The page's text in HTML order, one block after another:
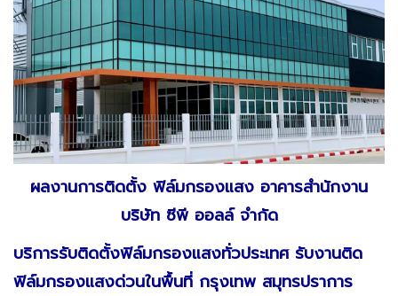
ผลงานการติดตั้ง ฟิล์มกรองแสง อาคารสำนักงาน
บริษัท ซีพี ออลล์ จำกัด
บริการรับติดตั้งฟิล์มกรองแสงทั่วประเทศ รับงานติด
ฟิล์มกรองแสงด่วนในพื้นที่ กรุงเทพ สมุทรปราการ